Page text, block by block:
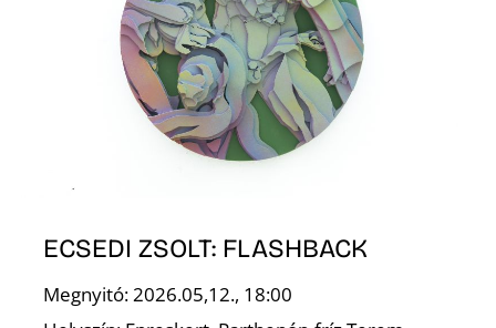
ECSEDI ZSOLT: FLASHBACK
Megnyitó: 2026.05,12., 18:00